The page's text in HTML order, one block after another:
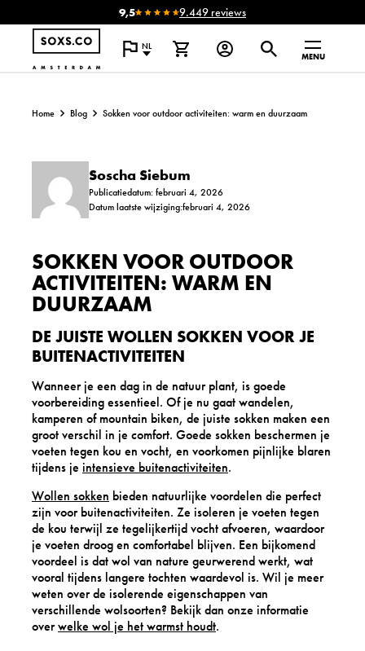
9,5 9.449 reviews
NL
MENU
Home Blog Sokken voor outdoor activiteiten: warm en duurzaam
Soscha Siebum
Publicatiedatum: februari 4, 2026
Datum laatste wijziging:februari 4, 2026
SOKKEN VOOR OUTDOOR
ACTIVITEITEN: WARM EN
DUURZAAM
DE JUISTE WOLLEN SOKKEN VOOR JE
BUITENACTIVITEITEN
Wanneer je een dag in de natuur plant, is goede
voorbereiding essentieel. Of je nu gaat wandelen,
kamperen of mountain biken, de juiste sokken maken een
groot verschil in je comfort. Goede sokken beschermen je
voeten tegen kou en vocht, en voorkomen pijnlijke blaren
tijdens je intensieve buitenactiviteiten.
Wollen sokken bieden natuurlijke voordelen die perfect
zijn voor buitenactiviteiten. Ze isoleren je voeten tegen
de kou terwijl ze tegelijkertijd vocht afvoeren, waardoor
je voeten droog en comfortabel blijven. Een bijkomend
voordeel is dat wol van nature geurwerend werkt, wat
vooral tijdens langere tochten waardevol is. Wil je meer
weten over de isolerende eigenschappen van
verschillende wolsoorten? Bekijk dan onze informatie
overwelke wol je het warmst houdt.